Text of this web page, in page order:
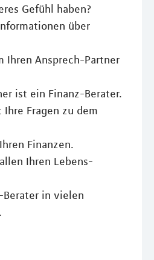
Gefühl haben?
über
Ihren Ansprech-Partner
ist ein Finanz-Berater.
Fragen zu dem
Finanzen.
Ihren Lebens-
Berater in vielen